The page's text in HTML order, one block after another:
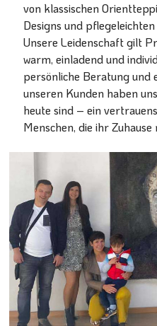
von klassischen
Designs und
Unsere Leidenschaft gilt
warm, einladend und
persönliche Beratung und
unseren Kunden haben
heute sind – ein
Menschen, die ihr